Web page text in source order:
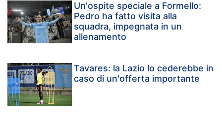
Un'ospite speciale a Formello:
Pedro ha fatto visita alla
squadra, impegnata in un
allenamento
Tavares: la Lazio lo cederebbe in
caso di un'offerta importante